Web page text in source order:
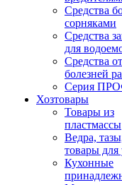
Средства
сорняками
Средства
для
Средства от
болезней
Серия
Хозтовары
Товары из
пластмассы
Ведра,
товары для
Кухонные